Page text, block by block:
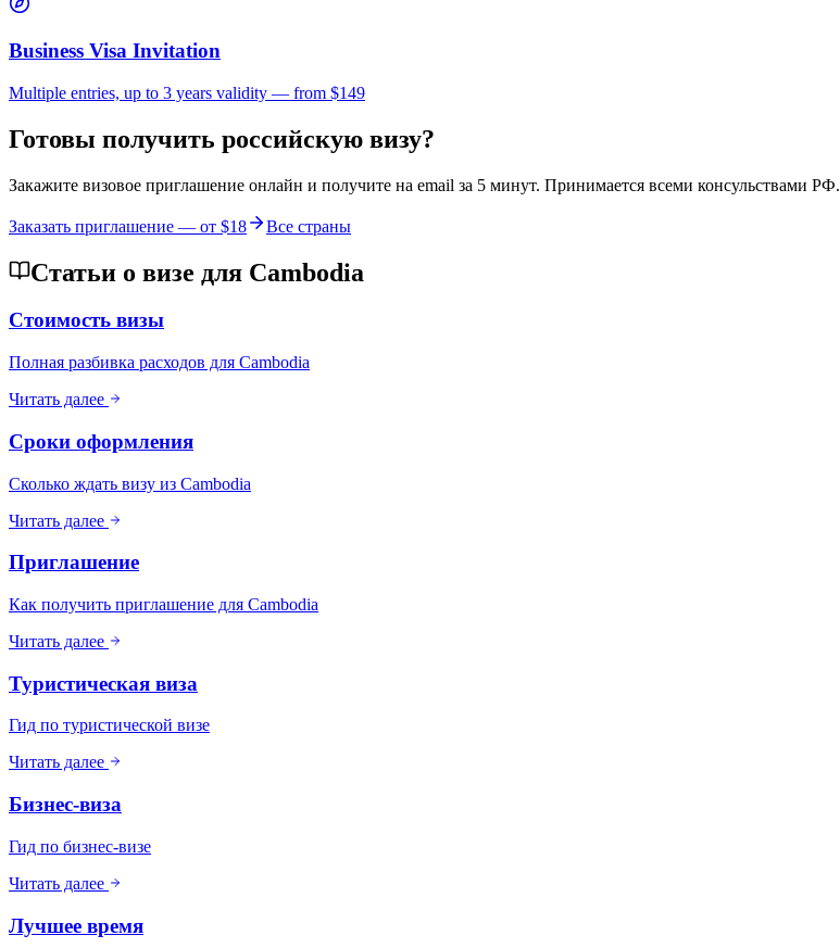
Business Visa Invitation
Multiple entries, up to 3 years validity — from $149
Готовы получить российскую визу?
Закажите визовое приглашение онлайн и получите на email за 5 минут. Принимается всеми консульствами РФ.
Заказать приглашение — от $18 Все страны
Статьи о визе для Cambodia
Стоимость визы
Полная разбивка расходов для Cambodia
Читать далее
Сроки оформления
Сколько ждать визу из Cambodia
Читать далее
Приглашение
Как получить приглашение для Cambodia
Читать далее
Туристическая виза
Гид по туристической визе
Читать далее
Бизнес-виза
Гид по бизнес-визе
Читать далее
Лучшее время